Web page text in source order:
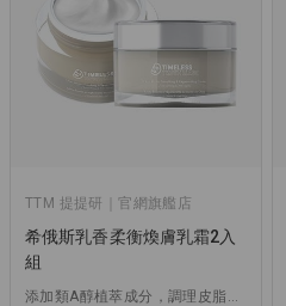
TTM 提提研｜官網旗艦店
希俄斯乳香柔衡煥膚乳霜2入
組
添加類A醇植萃成分，調理皮脂、撫平細紋，一抹找回肌膚柔嫩！